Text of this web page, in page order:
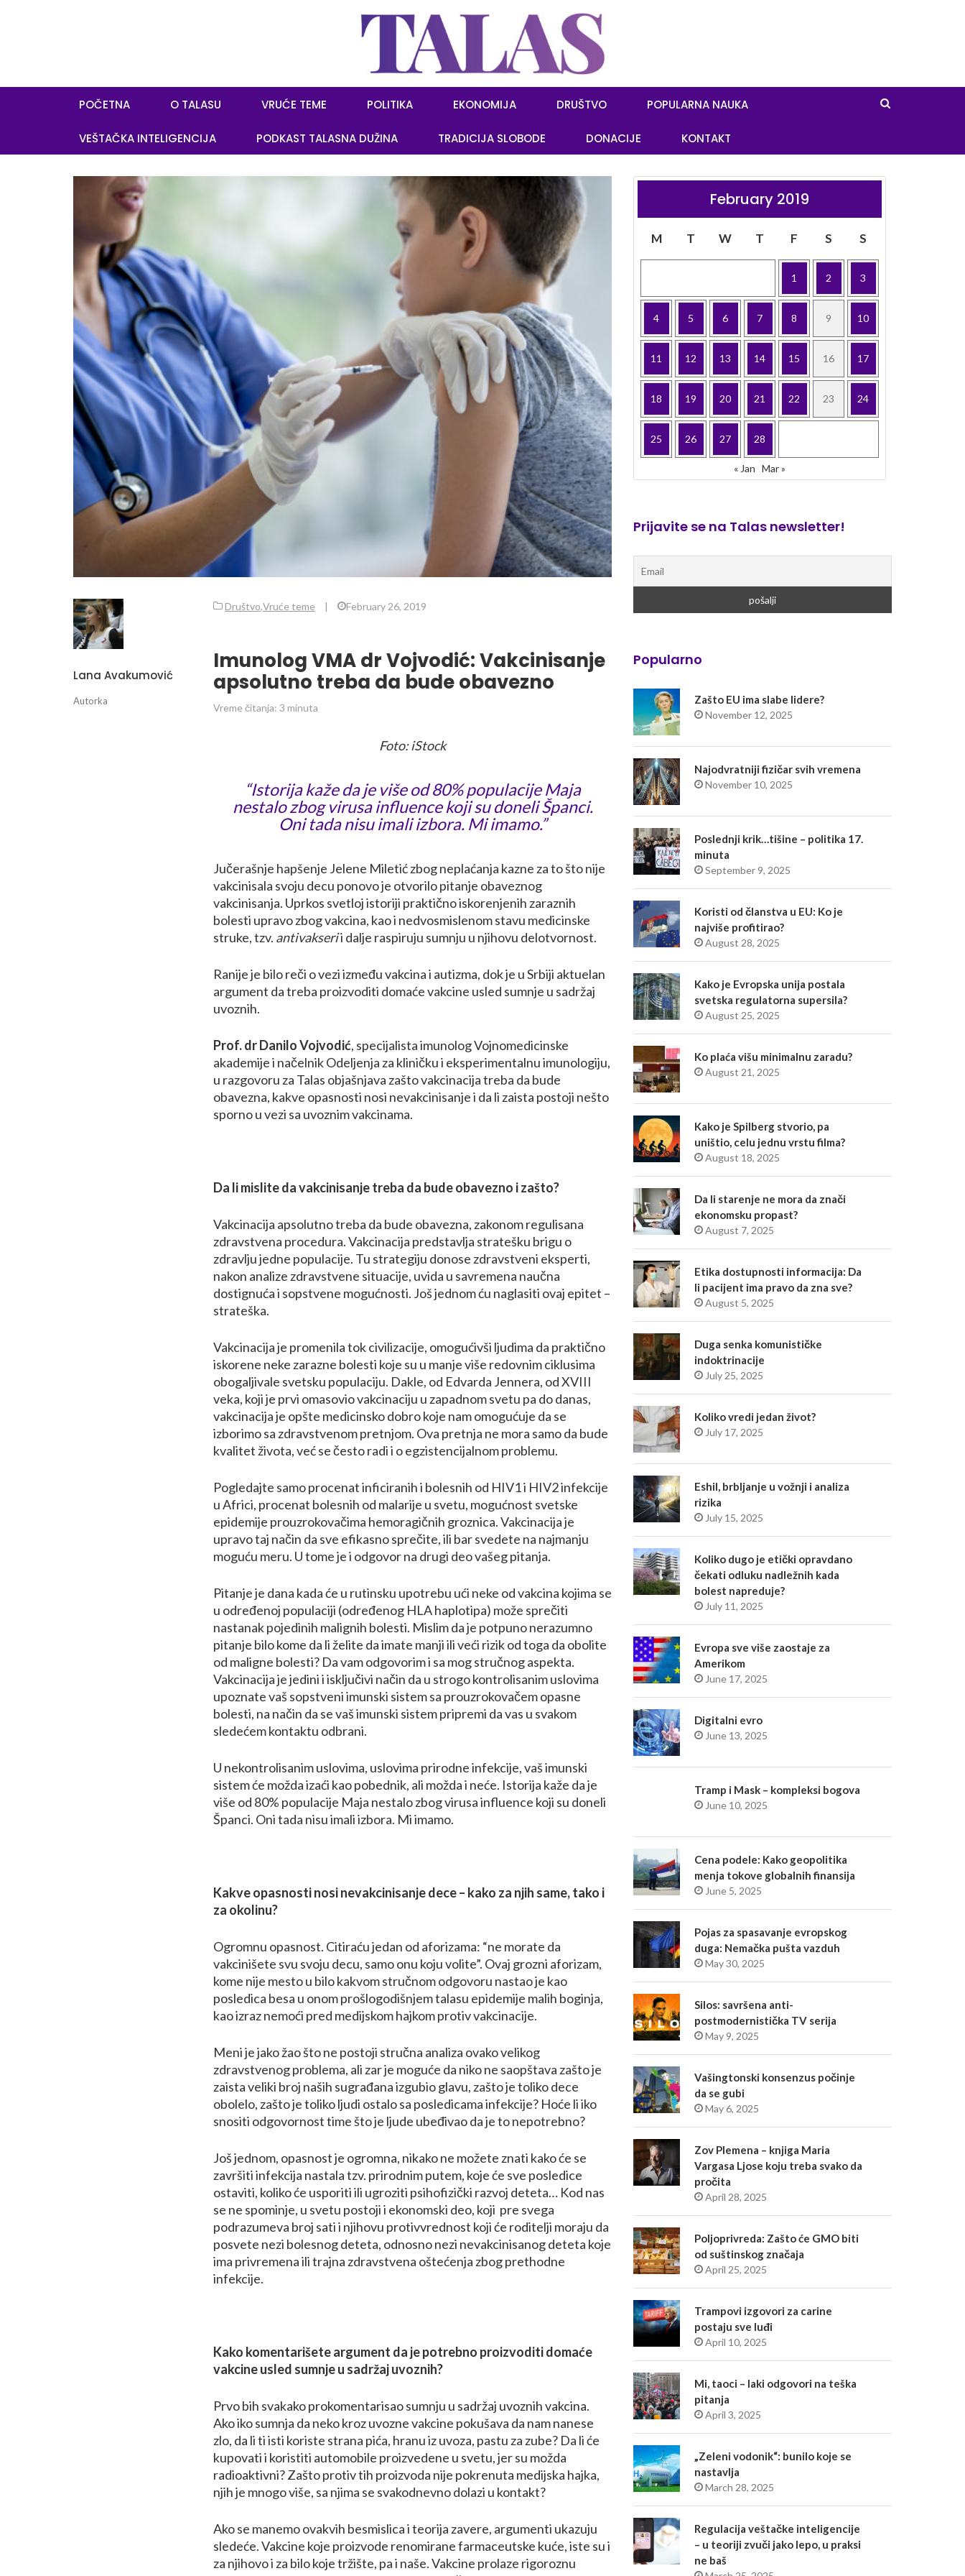
POČETNA O TALASU VRUĆE TEME POLITIKA EKONOMIJA DRUŠTVO POPULARNA NAUKA
VEŠTAČKA INTELIGENCIJA PODKAST TALASNA DUŽINA TRADICIJA SLOBODE DONACIJE KONTAKT
Lana Avakumović
Autorka
Društvo,Vruće teme | February 26, 2019
Imunolog VMA dr Vojvodić: Vakcinisanje
apsolutno treba da bude obavezno
Vreme čitanja: 3 minuta
Foto: iStock
“Istorija kaže da je više od 80% populacije Maja
nestalo zbog virusa influence koji su doneli Španci.
Oni tada nisu imali izbora. Mi imamo.”
Jučerašnje hapšenje Jelene Miletić zbog neplaćanja kazne za to što nije
vakcinisala svoju decu ponovo je otvorilo pitanje obaveznog
vakcinisanja. Uprkos svetloj istoriji praktično iskorenjenih zaraznih
bolesti upravo zbog vakcina, kao i nedvosmislenom stavu medicinske
struke, tzv. antivakserii dalje raspiruju sumnju u njihovu delotvornost.
Ranije je bilo reči o vezi između vakcina i autizma, dok je u Srbiji aktuelan
argument da treba proizvoditi domaće vakcine usled sumnje u sadržaj
uvoznih.
Prof. dr Danilo Vojvodić, specijalista imunolog Vojnomedicinske
akademije i načelnik Odeljenja za kliničku i eksperimentalnu imunologiju,
u razgovoru za Talas objašnjava zašto vakcinacija treba da bude
obavezna, kakve opasnosti nosi nevakcinisanje i da li zaista postoji nešto
sporno u vezi sa uvoznim vakcinama.
Da li mislite da vakcinisanje treba da bude obavezno i zašto?
Vakcinacija apsolutno treba da bude obavezna, zakonom regulisana
zdravstvena procedura. Vakcinacija predstavlja stratešku brigu o
zdravlju jedne populacije. Tu strategiju donose zdravstveni eksperti,
nakon analize zdravstvene situacije, uvida u savremena naučna
dostignuća i sopstvene mogućnosti. Još jednom ću naglasiti ovaj epitet –
strateška.
Vakcinacija je promenila tok civilizacije, omogućivši ljudima da praktično
iskorene neke zarazne bolesti koje su u manje više redovnim ciklusima
obogaljivale svetsku populaciju. Dakle, od Edvarda Jennera, od XVIII
veka, koji je prvi omasovio vakcinaciju u zapadnom svetu pa do danas,
vakcinacija je opšte medicinsko dobro koje nam omogućuje da se
izborimo sa zdravstvenom pretnjom. Ova pretnja ne mora samo da bude
kvalitet života, već se često radi i o egzistencijalnom problemu.
Pogledajte samo procenat inficiranih i bolesnih od HIV1 i HIV2 infekcije
u Africi, procenat bolesnih od malarije u svetu, mogućnost svetske
epidemije prouzrokovačima hemoragičnih groznica. Vakcinacija je
upravo taj način da sve efikasno sprečite, ili bar svedete na najmanju
moguću meru. U tome je i odgovor na drugi deo vašeg pitanja.
Pitanje je dana kada će u rutinsku upotrebu ući neke od vakcina kojima se
u određenoj populaciji (određenog HLA haplotipa) može sprečiti
nastanak pojedinih malignih bolesti. Mislim da je potpuno nerazumno
pitanje bilo kome da li želite da imate manji ili veći rizik od toga da obolite
od maligne bolesti? Da vam odgovorim i sa mog stručnog aspekta.
Vakcinacija je jedini i isključivi način da u strogo kontrolisanim uslovima
upoznate vaš sopstveni imunski sistem sa prouzrokovačem opasne
bolesti, na način da se vaš imunski sistem pripremi da vas u svakom
sledećem kontaktu odbrani.
U nekontrolisanim uslovima, uslovima prirodne infekcije, vaš imunski
sistem će možda izaći kao pobednik, ali možda i neće. Istorija kaže da je
više od 80% populacije Maja nestalo zbog virusa influence koji su doneli
Španci. Oni tada nisu imali izbora. Mi imamo.
Kakve opasnosti nosi nevakcinisanje dece – kako za njih same, tako i
za okolinu?
Ogromnu opasnost. Citiraću jedan od aforizama: “ne morate da
vakcinišete svu svoju decu, samo onu koju volite”. Ovaj grozni aforizam,
kome nije mesto u bilo kakvom stručnom odgovoru nastao je kao
posledica besa u onom prošlogodišnjem talasu epidemije malih boginja,
kao izraz nemoći pred medijskom hajkom protiv vakcinacije.
Meni je jako žao što ne postoji stručna analiza ovako velikog
zdravstvenog problema, ali zar je moguće da niko ne saopštava zašto je
zaista veliki broj naših sugrađana izgubio glavu, zašto je toliko dece
obolelo, zašto je toliko ljudi ostalo sa posledicama infekcije? Hoće li iko
snositi odgovornost time što je ljude ubeđivao da je to nepotrebno?
Još jednom, opasnost je ogromna, nikako ne možete znati kako će se
završiti infekcija nastala tzv. prirodnim putem, koje će sve posledice
ostaviti, koliko će usporiti ili ugroziti psihofizički razvoj deteta… Kod nas
se ne spominje, u svetu postoji i ekonomski deo, koji pre svega
podrazumeva broj sati i njihovu protivvrednost koji će roditelji moraju da
posvete nezi bolesnog deteta, odnosno nezi nevakcinisanog deteta koje
ima privremena ili trajna zdravstvena oštećenja zbog prethodne
infekcije.
Kako komentarišete argument da je potrebno proizvoditi domaće
vakcine usled sumnje u sadržaj uvoznih?
Prvo bih svakako prokomentarisao sumnju u sadržaj uvoznih vakcina.
Ako iko sumnja da neko kroz uvozne vakcine pokušava da nam nanese
zlo, da li ti isti koriste strana pića, hranu iz uvoza, pastu za zube? Da li će
kupovati i koristiti automobile proizvedene u svetu, jer su možda
radioaktivni? Zašto protiv tih proizvoda nije pokrenuta medijska hajka,
njih je mnogo više, sa njima se svakodnevno dolazi u kontakt?
Ako se manemo ovakvih besmislica i teorija zavere, argumenti ukazuju
sledeće. Vakcine koje proizvode renomirane farmaceutske kuće, iste su i
za njihovo i za bilo koje tržište, pa i naše. Vakcine prolaze rigoroznu
February 2019
M T W T F S S
1 2 3
4 5 6 7 8 9 10
11 12 13 14 15 16 17
18 19 20 21 22 23 24
25 26 27 28
« Jan Mar »
Prijavite se na Talas newsletter!
Popularno
Zašto EU ima slabe lidere?
November 12, 2025
Najodvratniji fizičar svih vremena
November 10, 2025
Poslednji krik…tišine – politika 17.
minuta
September 9, 2025
Koristi od članstva u EU: Ko je
najviše profitirao?
August 28, 2025
Kako je Evropska unija postala
svetska regulatorna supersila?
August 25, 2025
Ko plaća višu minimalnu zaradu?
August 21, 2025
Kako je Spilberg stvorio, pa
uništio, celu jednu vrstu filma?
August 18, 2025
Da li starenje ne mora da znači
ekonomsku propast?
August 7, 2025
Etika dostupnosti informacija: Da
li pacijent ima pravo da zna sve?
August 5, 2025
Duga senka komunističke
indoktrinacije
July 25, 2025
Koliko vredi jedan život?
July 17, 2025
Eshil, brbljanje u vožnji i analiza
rizika
July 15, 2025
Koliko dugo je etički opravdano
čekati odluku nadležnih kada
bolest napreduje?
July 11, 2025
Evropa sve više zaostaje za
Amerikom
June 17, 2025
Digitalni evro
June 13, 2025
Tramp i Mask – kompleksi bogova
June 10, 2025
Cena podele: Kako geopolitika
menja tokove globalnih finansija
June 5, 2025
Pojas za spasavanje evropskog
duga: Nemačka pušta vazduh
May 30, 2025
Silos: savršena anti-
postmodernistička TV serija
May 9, 2025
Vašingtonski konsenzus počinje
da se gubi
May 6, 2025
Zov Plemena – knjiga Maria
Vargasa Ljose koju treba svako da
pročita
April 28, 2025
Poljoprivreda: Zašto će GMO biti
od suštinskog značaja
April 25, 2025
Trampovi izgovori za carine
postaju sve luđi
April 10, 2025
Mi, taoci – laki odgovori na teška
pitanja
April 3, 2025
„Zeleni vodonik“: bunilo koje se
nastavlja
March 28, 2025
Regulacija veštačke inteligencije
– u teoriji zvuči jako lepo, u praksi
ne baš